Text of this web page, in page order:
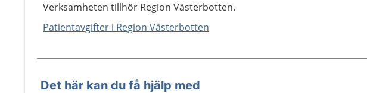
Verksamheten tillhör Region Västerbotten.
Patientavgifter i Region Västerbotten
Det här kan du få hjälp med